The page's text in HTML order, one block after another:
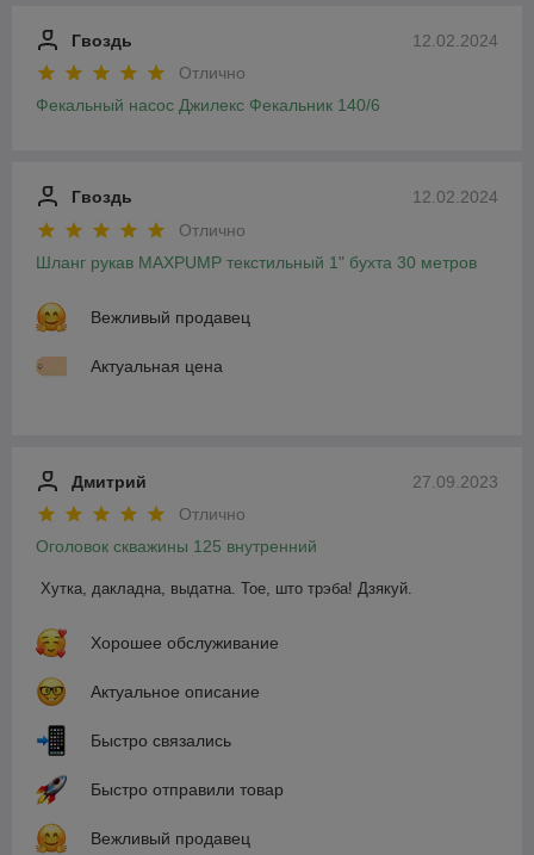
12.02.2024
Гвоздь
Отлично
Фекальный насос Джилекс Фекальник 140/6
12.02.2024
Гвоздь
Отлично
Шланг рукав MAXPUMP текстильный 1" бухта 30 метров
Вежливый продавец
Актуальная цена
27.09.2023
Дмитрий
Отлично
Оголовок скважины 125 внутренний
Хутка, дакладна, выдатна. Тое, што трэба! Дзякуй.
Хорошее обслуживание
Актуальное описание
Быстро связались
Быстро отправили товар
Вежливый продавец